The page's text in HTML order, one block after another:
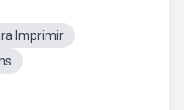
Imprimir